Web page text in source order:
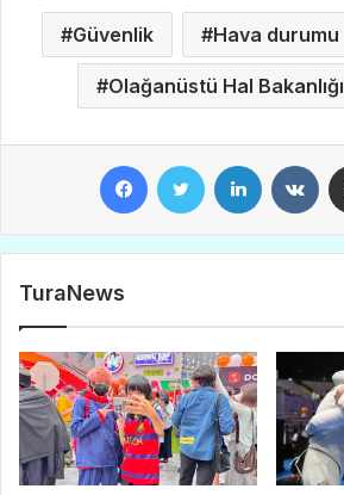
Güvenlik Hava durumu
Olağanüstü Hal Bakanlığı
TuraNews